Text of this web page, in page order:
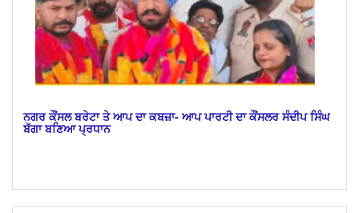
ਨਗਰ ਕੌਂਸਲ ਬਰੇਟਾ ਤੇ ਆਪ ਦਾ ਕਬਜ਼ਾ- ਆਪ ਪਾਰਟੀ ਦਾ ਕੌਂਸਲਰ ਸੰਦੀਪ ਸਿੰਘ
ਬੱਗਾ ਬਣਿਆ ਪ੍ਰਧਾਨ